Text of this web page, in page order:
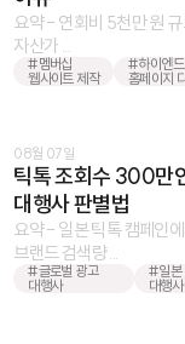
요약 - 연회비 5천만 원
자산가 ...
#멤버십
웹사이트 제작
#하이엔드
홈페이지
08월 07일
틱톡 조회수 300만
대행사 판별법
요약 - 일본 틱톡 캠페인
브랜드 검색량 ...
#글로벌 광고
대행사
#일본
대행사